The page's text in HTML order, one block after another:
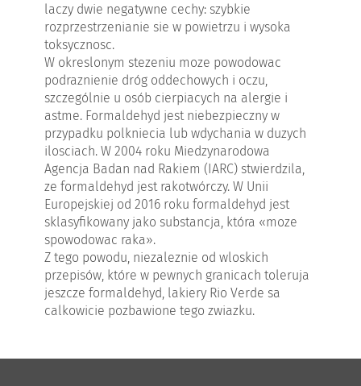
laczy dwie negatywne cechy: szybkie
rozprzestrzenianie sie w powietrzu i wysoka
toksycznosc.
W okreslonym stezeniu moze powodowac
podraznienie dróg oddechowych i oczu,
szczególnie u osób cierpiacych na alergie i
astme. Formaldehyd jest niebezpieczny w
przypadku polkniecia lub wdychania w duzych
ilosciach. W 2004 roku Miedzynarodowa
Agencja Badan nad Rakiem (IARC) stwierdzila,
ze formaldehyd jest rakotwórczy. W Unii
Europejskiej od 2016 roku formaldehyd jest
sklasyfikowany jako substancja, która «moze
spowodowac raka».
Z tego powodu, niezaleznie od wloskich
przepisów, które w pewnych granicach toleruja
jeszcze formaldehyd, lakiery Rio Verde sa
calkowicie pozbawione tego zwiazku.